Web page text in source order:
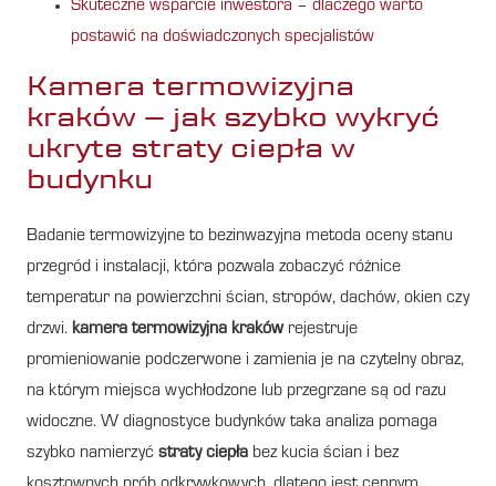
Skuteczne wsparcie inwestora – dlaczego warto
postawić na doświadczonych specjalistów
Kamera termowizyjna
kraków – jak szybko wykryć
ukryte straty ciepła w
budynku
Badanie termowizyjne to bezinwazyjna metoda oceny stanu
przegród i instalacji, która pozwala zobaczyć różnice
temperatur na powierzchni ścian, stropów, dachów, okien czy
drzwi. kamera termowizyjna krakówrejestruje
promieniowanie podczerwone i zamienia je na czytelny obraz,
na którym miejsca wychłodzone lub przegrzane są od razu
widoczne. W diagnostyce budynków taka analiza pomaga
szybko namierzyć straty ciepła bez kucia ścian i bez